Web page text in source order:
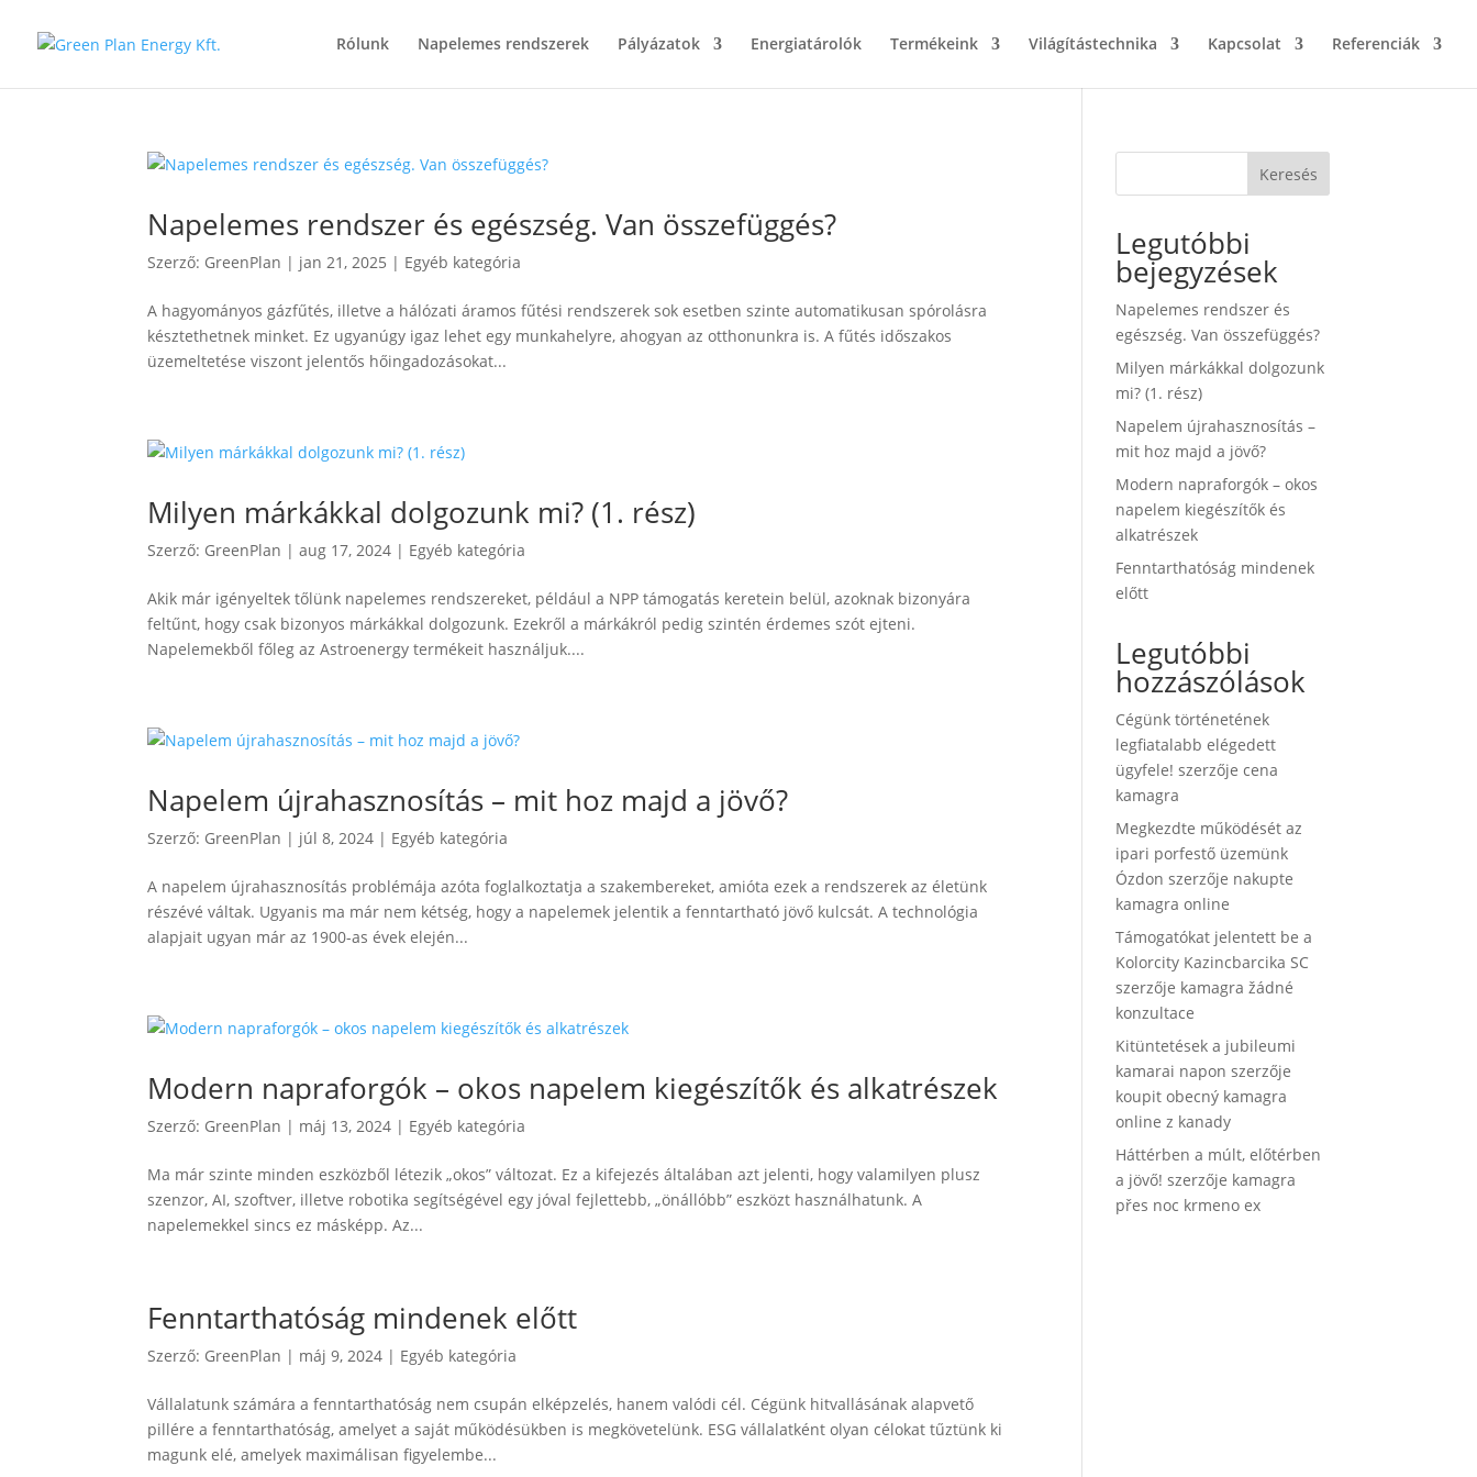
Rólunk Napelemes rendszerek Pályázatok Energiatárolók Termékeink Világítástechnika Kapcsolat Referenciák
Napelemes rendszer és egészség. Van összefüggés?
Szerző: GreenPlan | jan 21, 2025 | Egyéb kategória
A hagyományos gázfűtés, illetve a hálózati áramos fűtési rendszerek sok esetben szinte automatikusan spórolásra
késztethetnek minket. Ez ugyanúgy igaz lehet egy munkahelyre, ahogyan az otthonunkra is. A fűtés időszakos
üzemeltetése viszont jelentős hőingadozásokat...
Milyen márkákkal dolgozunk mi? (1. rész)
Szerző: GreenPlan |aug 17, 2024 | Egyéb kategória
Akik már igényeltek tőlünk napelemes rendszereket, például a NPP támogatás keretein belül, azoknak bizonyára
feltűnt, hogy csak bizonyos márkákkal dolgozunk. Ezekről a márkákról pedig szintén érdemes szót ejteni.
Napelemekből főleg az Astroenergy termékeit használjuk....
Napelem újrahasznosítás – mit hoz majd a jövő?
Szerző: GreenPlan | júl 8, 2024 | Egyéb kategória
A napelem újrahasznosítás problémája azóta foglalkoztatja a szakembereket, amióta ezek a rendszerek az életünk
részévé váltak. Ugyanis ma már nem kétség, hogy a napelemek jelentik a fenntartható jövő kulcsát. A technológia
alapjait ugyan már az 1900-as évek elején...
Modern napraforgók – okos napelem kiegészítők és alkatrészek
Szerző: GreenPlan | máj 13, 2024 | Egyéb kategória
Ma már szinte minden eszközből létezik „okos” változat. Ez a kifejezés általában azt jelenti, hogy valamilyen plusz
szenzor, AI, szoftver, illetve robotika segítségével egy jóval fejlettebb, „önállóbb” eszközt használhatunk. A
napelemekkel sincs ez másképp. Az...
Fenntarthatóság mindenek előtt
Szerző: GreenPlan | máj 9, 2024 | Egyéb kategória
Vállalatunk számára a fenntarthatóság nem csupán elképzelés, hanem valódi cél. Cégünk hitvallásának alapvető
pillére a fenntarthatóság, amelyet a saját működésükben is megkövetelünk. ESG vállalatként olyan célokat tűztünk ki
magunk elé, amelyek maximálisan figyelembe...
Keresés
Legutóbbi
bejegyzések
Napelemes rendszer és
egészség. Van összefüggés?
Milyen márkákkal dolgozunk
mi? (1. rész)
Napelem újrahasznosítás –
mit hoz majd a jövő?
Modern napraforgók – okos
napelem kiegészítők és
alkatrészek
Fenntarthatóság mindenek
előtt
Legutóbbi
hozzászólások
Cégünk történetének
legfiatalabb elégedett
ügyfele! szerzőjecena
kamagra
Megkezdte működését az
ipari porfestő üzemünk
Ózdon szerzője nakupte
kamagra online
Támogatókat jelentett be a
Kolorcity Kazincbarcika SC
szerzője kamagra žádné
konzultace
Kitüntetések a jubileumi
kamarai napon szerzője
koupit obecný kamagra
online z kanady
Háttérben a múlt, előtérben
a jövő! szerzője kamagra
přes noc krmeno ex